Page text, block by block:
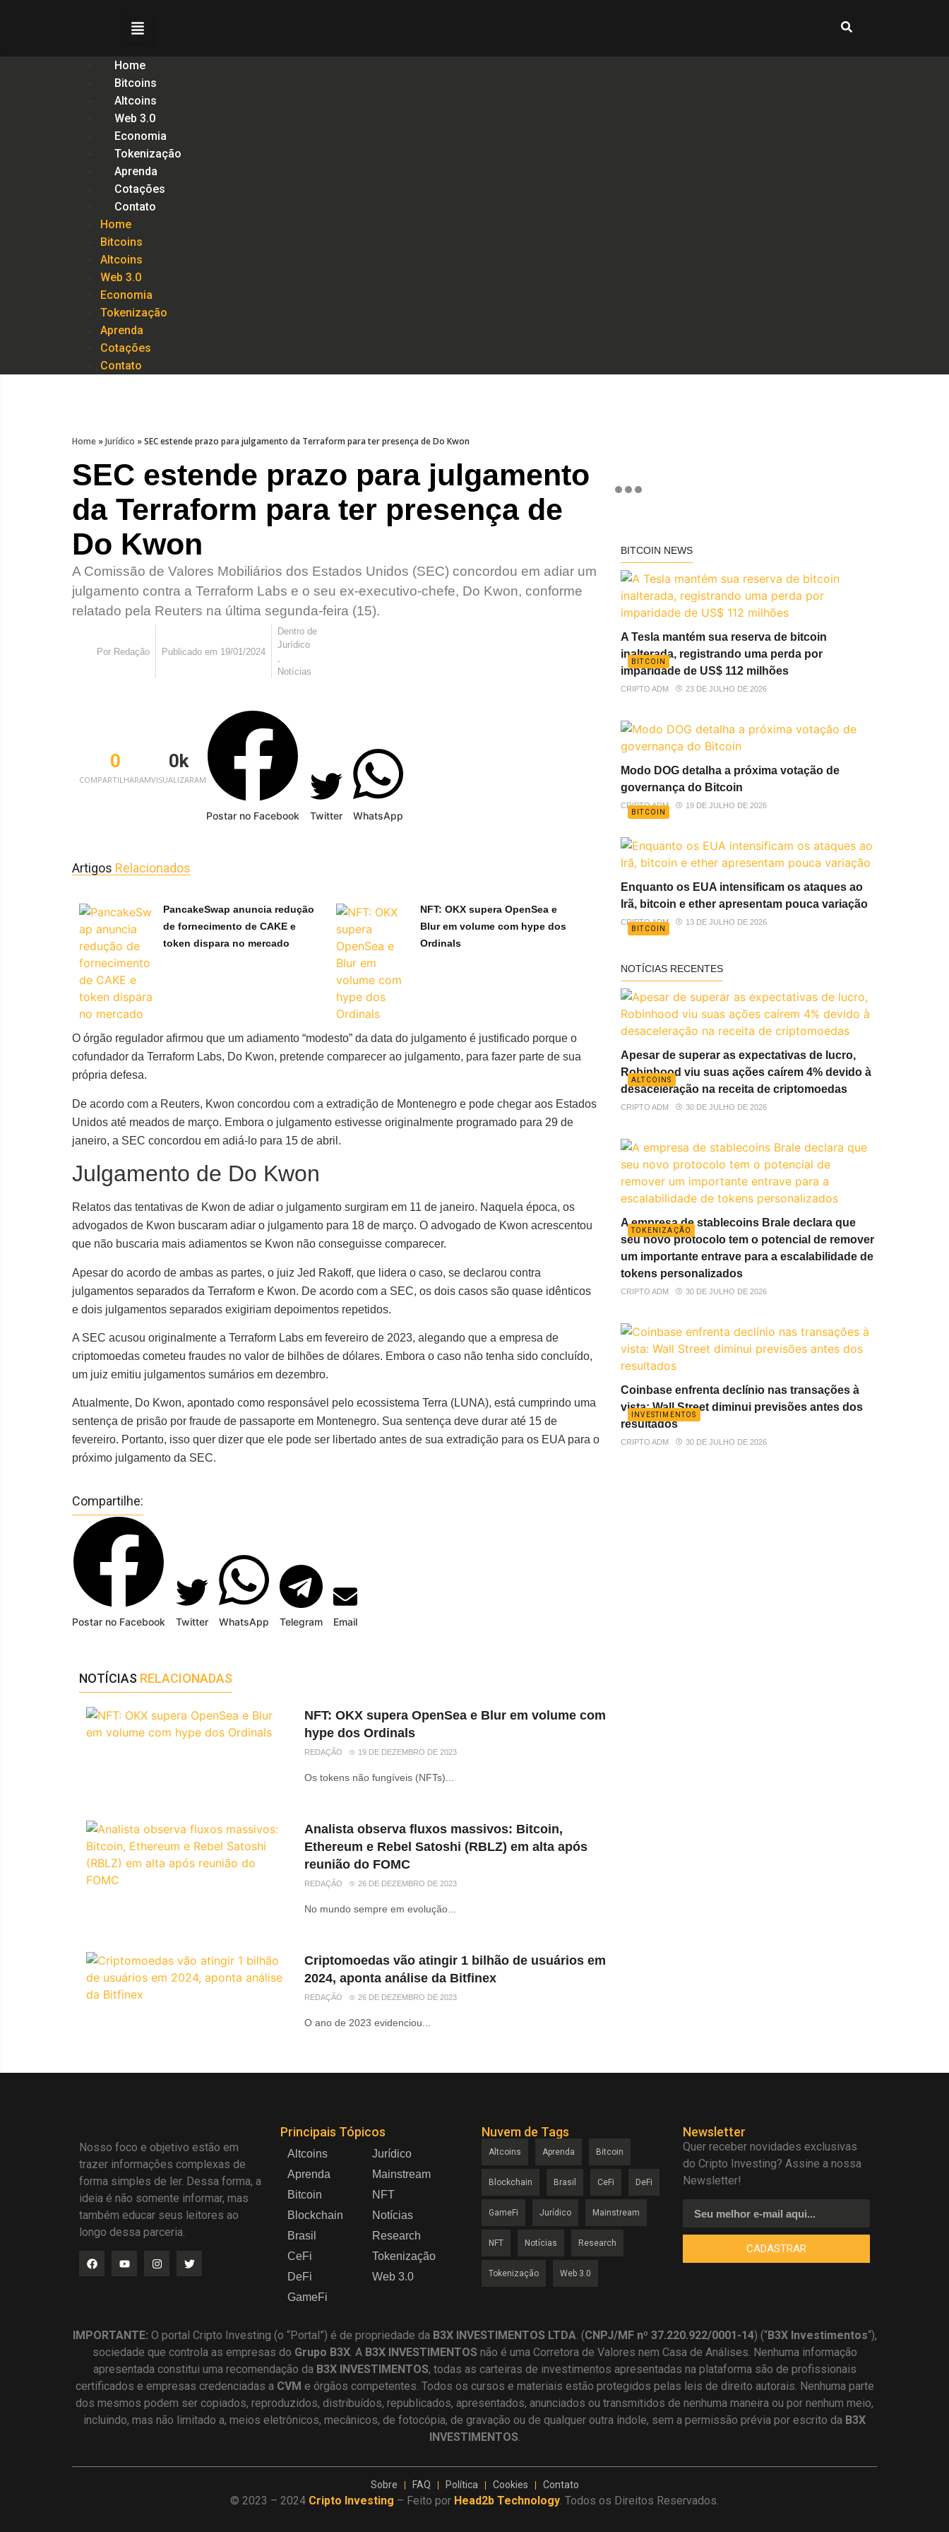
Home
Bitcoins
Altcoins
Web 3.0
Economia
Tokenização
Aprenda
Cotações
Contato
Home
Bitcoins
Altcoins
Web 3.0
Economia
Tokenização
Aprenda
Cotações
Contato
Home »Jurídico »SEC estende prazo para julgamento da Terraform para ter presença de Do Kwon
SEC estende prazo para julgamento
da Terraform para ter presença de
Do Kwon
A Comissão de Valores Mobiliários dos Estados Unidos (SEC) concordou em adiar um
julgamento contra a Terraform Labs e o seu ex-executivo-chefe, Do Kwon, conforme
relatado pela Reuters na última segunda-feira (15).
Por Redação Publicado em 19/01/2024
Dentro de
Jurídico
,
Notícias
COMPARTILHARAM
0
VISUALIZARAM
0k
Postar no Facebook Twitter WhatsApp
Artigos Relacionados
PancakeSwap anuncia redução
de fornecimento de CAKE e
token dispara no mercado
NFT: OKX supera OpenSea e
Blur em volume com hype dos
Ordinals
O órgão regulador afirmou que um adiamento “modesto” da data do julgamento é justificado porque o
cofundador da Terraform Labs, Do Kwon, pretende comparecer ao julgamento, para fazer parte de sua
própria defesa.
De acordo com a Reuters, Kwon concordou com a extradição de Montenegro e pode chegar aos Estados
Unidos até meados de março. Embora o julgamento estivesse originalmente programado para 29 de
janeiro, a SEC concordou em adiá-lo para 15 de abril.
Julgamento de Do Kwon
Relatos das tentativas de Kwon de adiar o julgamento surgiram em 11 de janeiro. Naquela época, os
advogados de Kwon buscaram adiar o julgamento para 18 de março. O advogado de Kwon acrescentou
que não buscaria mais adiamentos se Kwon não conseguisse comparecer.
Apesar do acordo de ambas as partes, o juiz Jed Rakoff, que lidera o caso, se declarou contra
julgamentos separados da Terraform e Kwon. De acordo com a SEC, os dois casos são quase idênticos
e dois julgamentos separados exigiriam depoimentos repetidos.
A SEC acusou originalmente a Terraform Labs em fevereiro de 2023, alegando que a empresa de
criptomoedas cometeu fraudes no valor de bilhões de dólares. Embora o caso não tenha sido concluído,
um juiz emitiu julgamentos sumários em dezembro.
Atualmente, Do Kwon, apontado como responsável pelo ecossistema Terra (LUNA), está cumprindo uma
sentença de prisão por fraude de passaporte em Montenegro. Sua sentença deve durar até 15 de
fevereiro. Portanto, isso quer dizer que ele pode ser libertado antes de sua extradição para os EUA para o
próximo julgamento da SEC.
Compartilhe:
Postar no Facebook Twitter WhatsApp Telegram Email
NOTÍCIAS RELACIONADAS
NFT: OKX supera OpenSea e Blur em volume com
hype dos Ordinals
REDAÇÃO 19 DE DEZEMBRO DE 2023
Os tokens não fungíveis (NFTs)...
Analista observa fluxos massivos: Bitcoin,
Ethereum e Rebel Satoshi (RBLZ) em alta após
reunião do FOMC
REDAÇÃO 26 DE DEZEMBRO DE 2023
No mundo sempre em evolução...
Criptomoedas vão atingir 1 bilhão de usuários em
2024, aponta análise da Bitfinex
REDAÇÃO 26 DE DEZEMBRO DE 2023
O ano de 2023 evidenciou...
BITCOIN NEWS
BITCOIN
A Tesla mantém sua reserva de bitcoin
inalterada, registrando uma perda por
imparidade de US$ 112 milhões
CRIPTO ADM 23 DE JULHO DE 2026
BITCOIN
Modo DOG detalha a próxima votação de
governança do Bitcoin
CRIPTO ADM 19 DE JULHO DE 2026
BITCOIN
Enquanto os EUA intensificam os ataques ao
Irã, bitcoin e ether apresentam pouca variação
CRIPTO ADM 13 DE JULHO DE 2026
NOTÍCIAS RECENTES
ALTCOINS
Apesar de superar as expectativas de lucro,
Robinhood viu suas ações caírem 4% devido à
desaceleração na receita de criptomoedas
CRIPTO ADM 30 DE JULHO DE 2026
TOKENIZAÇÃO
A empresa de stablecoins Brale declara que
seu novo protocolo tem o potencial de remover
um importante entrave para a escalabilidade de
tokens personalizados
CRIPTO ADM 30 DE JULHO DE 2026
INVESTIMENTOS
Coinbase enfrenta declínio nas transações à
vista: Wall Street diminui previsões antes dos
resultados
CRIPTO ADM 30 DE JULHO DE 2026
Nosso foco e objetivo estão em
trazer informações complexas de
forma simples de ler. Dessa forma, a
ideia é não somente informar, mas
também educar seus leitores ao
longo dessa parceria.
Principais Tópicos
Altcoins
Aprenda
Bitcoin
Blockchain
Brasil
CeFi
DeFi
GameFi
Jurídico
Mainstream
NFT
Notícias
Research
Tokenização
Web 3.0
Nuvem de Tags
Altcoins Aprenda Bitcoin
Blockchain Brasil CeFi DeFi
GameFi Jurídico Mainstream
NFT Notícias Research
Tokenização Web 3.0
Newsletter
Quer receber novidades exclusivas
do Cripto Investing? Assine a nossa
Newsletter!
CADASTRAR
IMPORTANTE: O portal Cripto Investing (o “Portal”) é de propriedade da B3X INVESTIMENTOS LTDA . (CNPJ/MF nº 37.220.922/0001-14) (“B3X Investimentos“),
sociedade que controla as empresas do Grupo B3X. A B3X INVESTIMENTOS não é uma Corretora de Valores nem Casa de Análises. Nenhuma informação
apresentada constitui uma recomendação da B3X INVESTIMENTOS, todas as carteiras de investimentos apresentadas na plataforma são de profissionais
certificados e empresas credenciadas a CVM e órgãos competentes. Todos os cursos e materiais estão protegidos pelas leis de direito autorais. Nenhuma parte
dos mesmos podem ser copiados, reproduzidos, distribuídos, republicados, apresentados, anunciados ou transmitidos de nenhuma maneira ou por nenhum meio,
incluindo, mas não limitado a, meios eletrônicos, mecânicos, de fotocópia, de gravação ou de qualquer outra índole, sem a permissão prévia por escrito da B3X
INVESTIMENTOS
Sobre FAQ Política Cookies Contato
© 2023 – 2024 Cripto Investing – Feito por Head2b Technology. Todos os Direitos Reservados.